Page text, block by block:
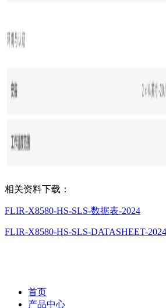
相关资料下载：
FLIR-X8580-HS-SLS-数据表-2024
FLIR-X8580-HS-SLS-DATASHEET-2024
首页
产品中心